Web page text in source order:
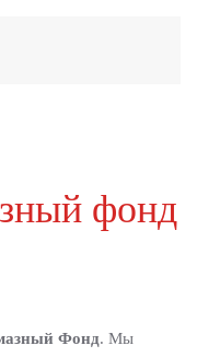
фонд
Фонд. Мы